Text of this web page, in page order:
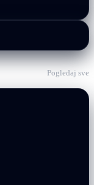
Pogledaj sve